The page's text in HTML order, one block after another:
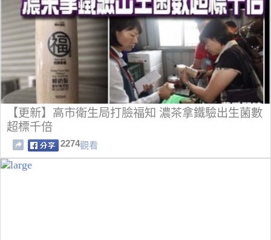
【更新】高市衛生局打臉福知 濃茶拿鐵驗出生菌數
超標千倍
2274觀看